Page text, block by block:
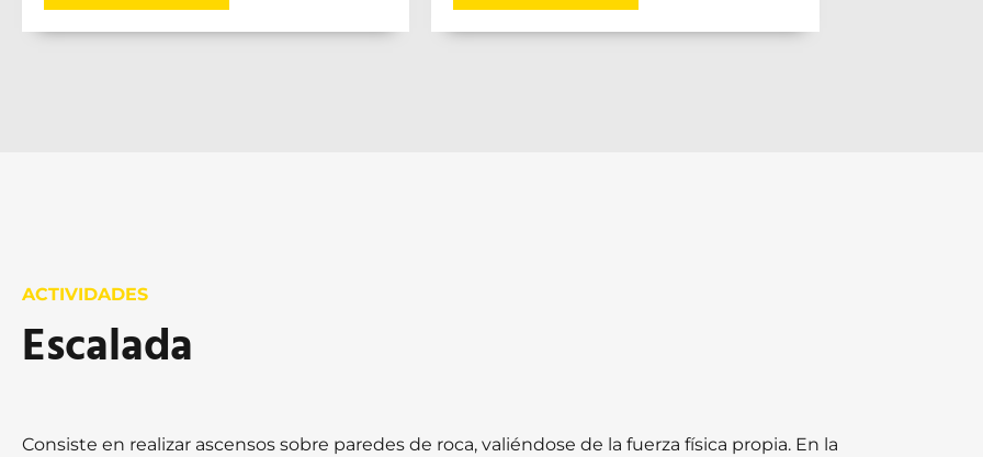
ACTIVIDADES
Escalada
Consiste en realizar ascensos sobre paredes de roca, valiéndose de la fuerza física propia. En la